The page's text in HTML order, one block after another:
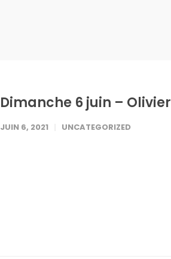
Dimanche 6 juin – Olivier
JUIN 6, 2021 UNCATEGORIZED